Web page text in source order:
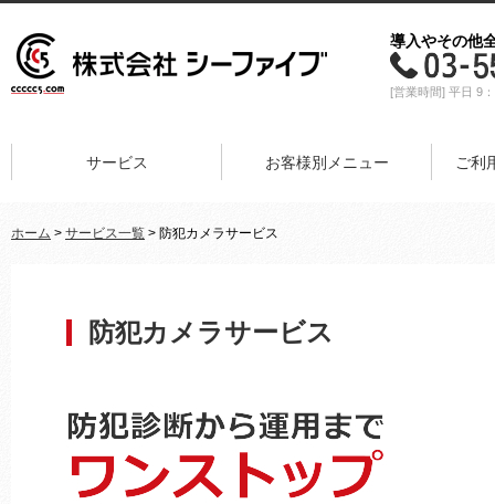
導入やその他
[営業時間] 平日 9
サービス お客様別メニュー ご利
ホーム > サービス一覧 > 防犯カメラサービス
防犯カメラサービス